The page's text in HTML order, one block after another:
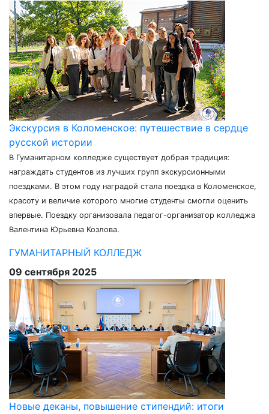
Экскурсия в Коломенское: путешествие в сердце
русской истории
В Гуманитарном колледже существует добрая традиция:
награждать студентов из лучших групп экскурсионными
поездками. В этом году наградой стала поездка в Коломенское,
красоту и величие которого многие студенты смогли оценить
впервые. Поездку организовала педагог-организатор колледжа
Валентина Юрьевна Козлова.
ГУМАНИТАРНЫЙ КОЛЛЕДЖ
09 сентября 2025
Новые деканы, повышение стипендий: итоги